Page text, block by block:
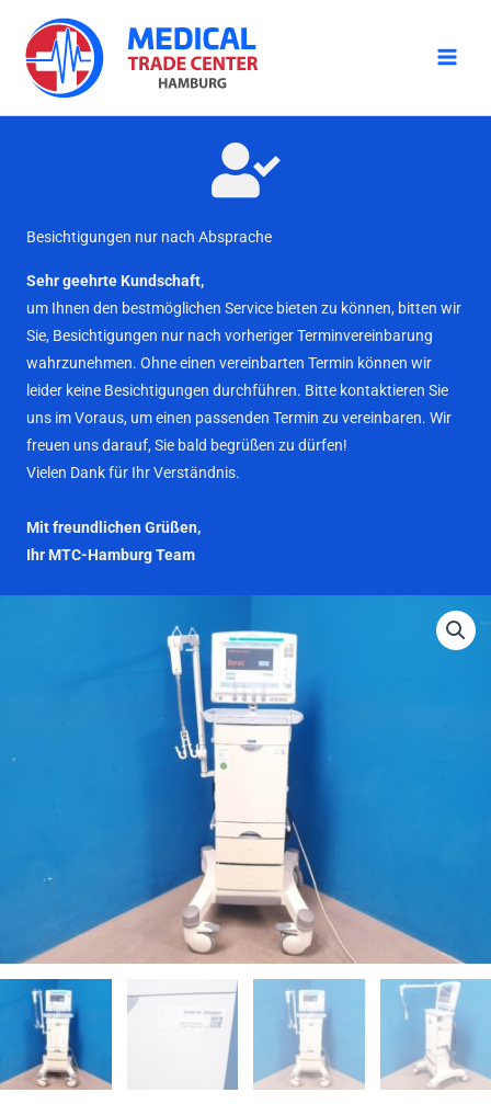
Inhalt
springen
Besichtigungen nur nach Absprache
Sehr geehrte Kundschaft,
um Ihnen den bestmöglichen Service bieten zu können, bitten wir
Sie, Besichtigungen nur nach vorheriger Terminvereinbarung
wahrzunehmen. Ohne einen vereinbarten Termin können wir
leider keine Besichtigungen durchführen. Bitte kontaktieren Sie
uns im Voraus, um einen passenden Termin zu vereinbaren. Wir
freuen uns darauf, Sie bald begrüßen zu dürfen!
Vielen Dank für Ihr Verständnis.
Mit freundlichen Grüßen,
Ihr MTC-Hamburg Team